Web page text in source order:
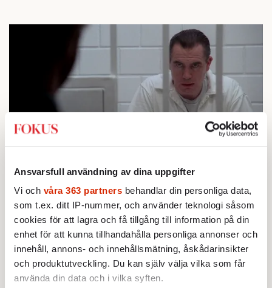
Ansvarsfull användning av dina uppgifter
Vi och våra 363 partners behandlar din personliga data,
som t.ex. ditt IP-nummer, och använder teknologi såsom
cookies för att lagra och få tillgång till information på din
enhet för att kunna tillhandahålla personliga annonser och
innehåll, annons- och innehållsmätning, åskådarinsikter
och produktutveckling. Du kan själv välja vilka som får
använda din data och i vilka syften.
Brian Cox är utan tvekan den bäste som spelat Hannibal
Cox baserade Lecter på landsmannen Peter
Manuel, en seriemördare som saknade alla
mänskliga begrepp om rätt och fel. Allen
umgicks med blinda för att ta efter deras
rörelse och mimik och täckte under långa
perioder för sina egna ögon för att kunna leva